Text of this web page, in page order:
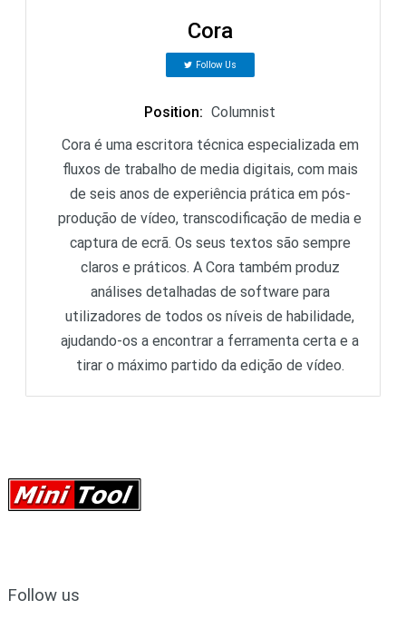
Cora
Follow Us
Position: Columnist
Cora é uma escritora técnica especializada em
fluxos de trabalho de media digitais, com mais
de seis anos de experiência prática em pós-
produção de vídeo, transcodificação de media e
captura de ecrã. Os seus textos são sempre
claros e práticos. A Cora também produz
análises detalhadas de software para
utilizadores de todos os níveis de habilidade,
ajudando-os a encontrar a ferramenta certa e a
tirar o máximo partido da edição de vídeo.
Follow us